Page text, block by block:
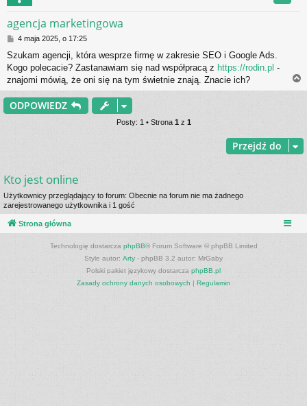
agencja marketingowa
P
s
t
4 maja 2025, o 17:25
Szukam agencji, która wesprze firmę w zakresie SEO i Google Ads.
Kogo polecacie? Zastanawiam się nad współpracą z https://rodin.pl -
znajomi mówią, że oni się na tym świetnie znają. Znacie ich?
a
ODPOWIEDZ
Posty: 1 • Strona 1 z 1
Przejdź do
Kto jest online
Użytkownicy przeglądający to forum: Obecnie na forum nie ma żadnego
zarejestrowanego użytkownika i 1 gość
Strona główna
Technologię dostarcza phpBB® Forum Software © phpBB Limited
Style autor: Arty - phpBB 3.2 autor: MrGaby
Polski pakiet językowy dostarcza phpBB.pl
Zasady ochrony danych osobowych | Regulamin